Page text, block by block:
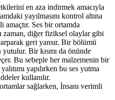
en aza indirmek amacıyla
yayılmasını kontrol altına
amaçtır. Ses bir ortamda
zaman, diğer fiziksel olaylar gibi
geri yansır. Bir bölümü
Bir kısmı da önünde
Bu sebeple her malzemenin bir
yapılırken bu ses yutma
kullanılır.
sağlarken, İnsanı verimli